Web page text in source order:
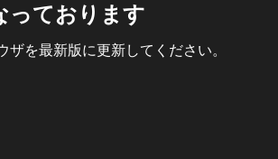
っております
を最新版に更新してください。